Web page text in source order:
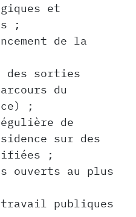
et
;
de la
des sorties
du
;
de
sur des
;
ouverts au plus
;
travail publiques